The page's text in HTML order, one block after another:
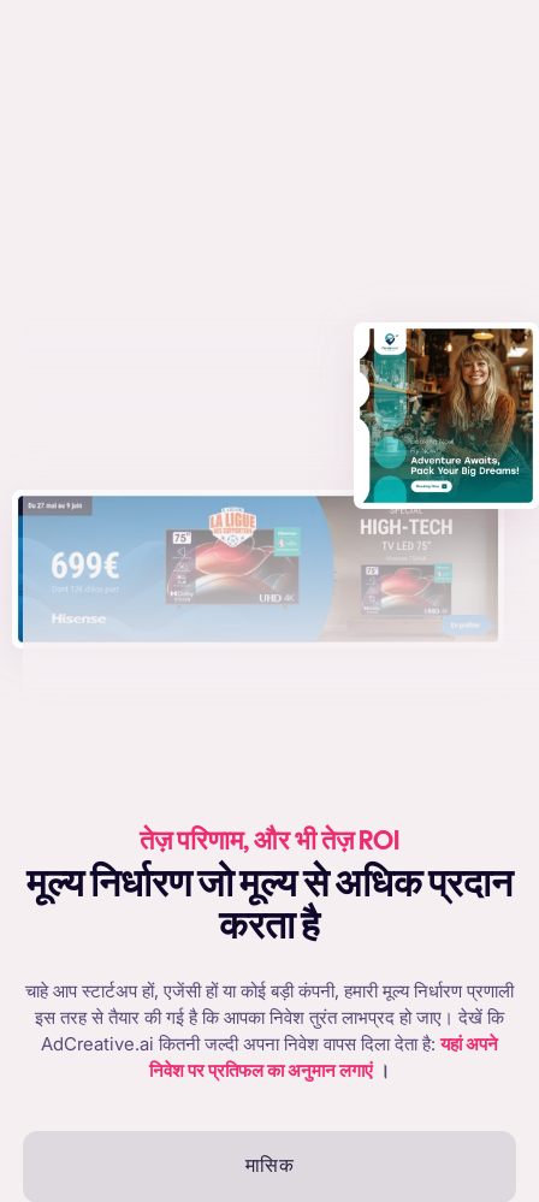
तेज़ परिणाम, और भी तेज़ ROI
मूल्य निर्धारण जो मूल्य से अधिक प्रदान
करता है
चाहे आप स्टार्टअप हों, एजेंसी हों या कोई बड़ी कंपनी, हमारी मूल्य निर्धारण प्रणाली
इस तरह से तैयार की गई है कि आपका निवेश तुरंत लाभप्रद हो जाए। देखें कि
AdCreative.ai कितनी जल्दी अपना निवेश वापस दिला देता है:यहां अपने
निवेश पर प्रतिफल का अनुमान लगाएं ।
मासिक